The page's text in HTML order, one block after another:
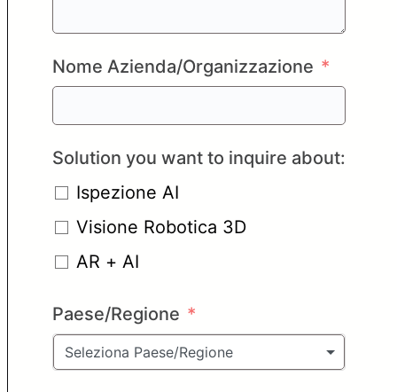
Nome Azienda/Organizzazione
Solution you want to inquire about:
Ispezione AI
Visione Robotica 3D
AR + AI
Paese/Regione
Seleziona Paese/Regione